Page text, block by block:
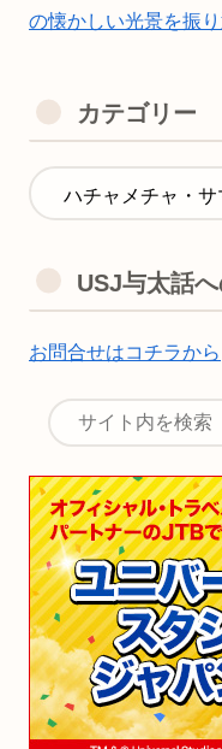
の懐かしい光景を振
カテゴリー
USJ与太話
お問合せはコチラから